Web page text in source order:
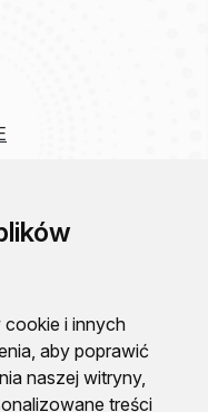
i innych
aby poprawić
naszej witryny,
treści